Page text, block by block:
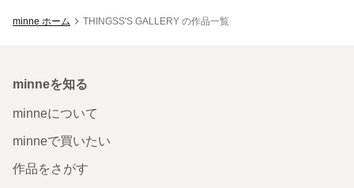
minne ホーム THINGSS'S GALLERY の作品一覧
minneを知る
minneについて
minneで買いたい
作品をさがす